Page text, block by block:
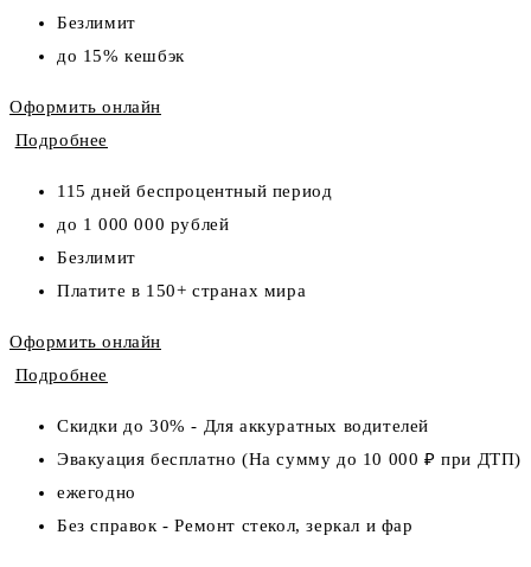
Безлимит
до 15% кешбэк
Оформить онлайн
Подробнее
115 дней беспроцентный период
до 1 000 000 рублей
Безлимит
Платите в 150+ странах мира
Оформить онлайн
Подробнее
Скидки до 30% - Для аккуратных водителей
Эвакуация бесплатно (На сумму до 10 000 ₽ при ДТП)
ежегодно
Без справок - Ремонт стекол, зеркал и фар